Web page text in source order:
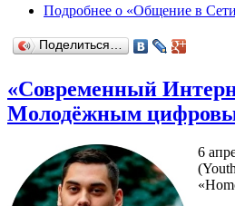
Подробнее о «Общение в
Поделиться…
«Современный
Молодёжным
6